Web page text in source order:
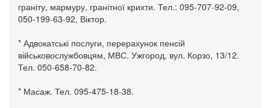
граніту, мармуру, гранітної крихти. Тел.: 095-707-92-09,
050-199-63-92, Віктор.
* Адвокатські послуги, перерахунок пенсій
військовослужбовцям, МВС. Ужгород, вул. Корзо, 13/12.
Тел. 050-658-70-82.
* Масаж. Тел. 095-475-18-38.